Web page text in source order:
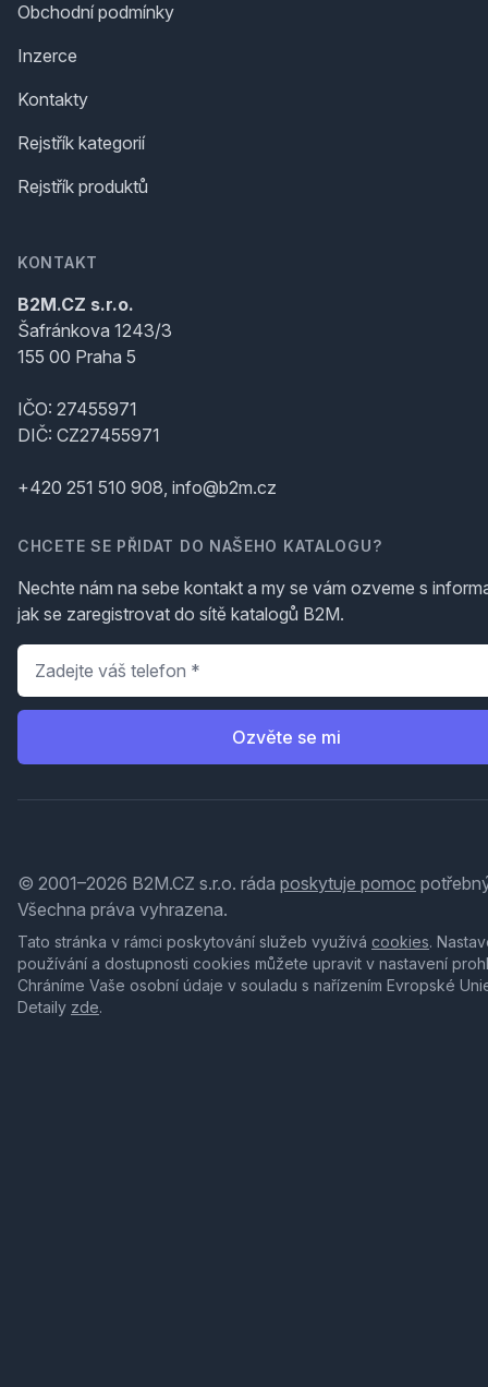
Obchodní podmínky
Inzerce
Kontakty
Rejstřík kategorií
Rejstřík produktů
KONTAKT
B2M.CZ s.r.o.
Šafránkova 1243/3
155 00 Praha 5
IČO: 27455971
DIČ: CZ27455971
+420 251 510 908, info@b2m.cz
CHCETE SE PŘIDAT DO NAŠEHO KATALOGU?
Nechte nám na sebe kontakt a my se vám ozveme s
jak se zaregistrovat do sítě katalogů B2M.
Telefon
Ozvěte se mi
© 2001–2026 B2M.CZ s.r.o. ráda poskytuje pomoc
Všechna práva vyhrazena.
Tato stránka v rámci poskytování služeb využívá cookies.
používání a dostupnosti cookies můžete upravit v nastavení
Chráníme Vaše osobní údaje v souladu s nařízením Evropské
Detaily zde.